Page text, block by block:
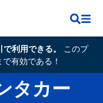
利用できる。
このプ
有効である！
タカー